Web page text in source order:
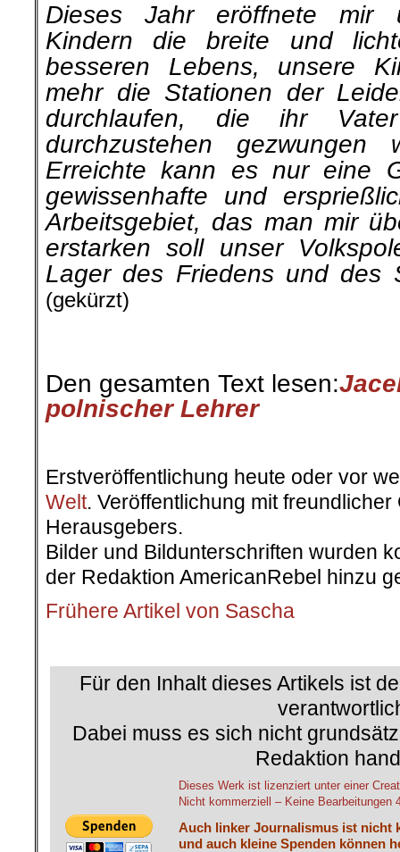
Dieses Jahr eröffnete mir
Kindern die breite und
besseren Lebens, unsere
mehr die Stationen der
durchlaufen, die ihr
durchzustehen
Erreichte kann es nur eine
gewissenhafte und
Arbeitsgebiet, das man mir
erstarken soll unser
Lager des Friedens und des
(gekürzt)
Den gesamten Text lesen:
polnischer Lehrer
Erstveröffentlichung heute oder vor
Welt. Veröffentlichung mit
Herausgebers.
Bilder und Bildunterschriften wurden
der Redaktion AmericanRebel hinzu
Frühere Artikel von Sascha
Für den Inhalt dieses Artikels ist
Dabei muss es sich nicht
Redaktion
Dieses Werk ist lizenziert unter einer
Nicht kommerziell – Keine Bearbeitungen
Auch linker Journalismus ist nicht
und auch kleine Spenden können